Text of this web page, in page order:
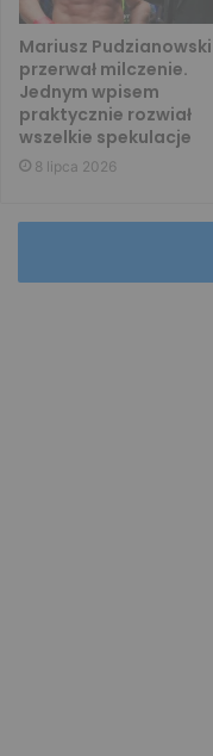
Mariusz Pudzianowski
przerwał milczenie.
Jednym wpisem
praktycznie rozwiał
wszelkie spekulacje
8 lipca 2026